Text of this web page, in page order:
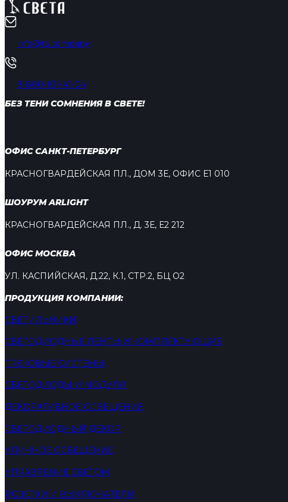
info@ts.company
8-800-101-41-04
БЕЗ ТЕНИ СОМНЕНИЯ В СВЕТЕ!
ОФИС САНКТ-ПЕТЕРБУРГ
КРАСНОГВАРДЕЙСКАЯ ПЛ., ДОМ 3Е, ОФИС Е1 010
ШОУРУМ ARLIGHT
КРАСНОГВАРДЕЙСКАЯ ПЛ., Д. 3Е, Е2 212
ОФИС МОСКВА
УЛ. КАСПИЙСКАЯ, Д.22, К.1, СТР.2, БЦ О2
ПРОДУКЦИЯ КОМПАНИИ:
СВЕТИЛЬНИКИ
СВЕТОДИОДНЫЕ ЛЕНТЫ И КОМПЛЕКТУЮЩИЕ
ТРЕКОВЫЕ СИСТЕМЫ
СВЕТОДИОДЫ И МОДУЛИ
ДЕКОРАТИВНОЕ ОСВЕЩЕНИЕ
СВЕТОДИОДНЫЙ ДЕКОР
УЛИЧНОЕ ОСВЕЩЕНИЕ
УПРАВЛЕНИЕ СВЕТОМ
РОЗЕТКИ И ВЫКЛЮЧАТЕЛИ